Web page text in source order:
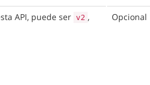
API, puede ser v2 , Opcional